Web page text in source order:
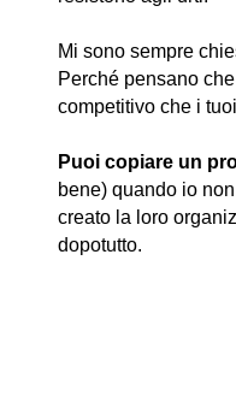
Mi sono sempre
Perché pensano
competitivo che i
Puoi copiare un
bene) quando io
creato la loro
dopotutto.